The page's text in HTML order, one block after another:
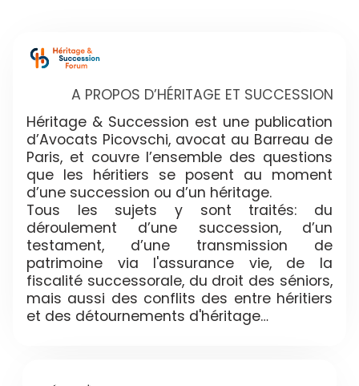
A PROPOS D’HÉRITAGE ET SUCCESSION
Héritage & Succession est une publication
d’Avocats Picovschi, avocat au Barreau de
Paris, et couvre l’ensemble des questions
que les héritiers se posent au moment
d’une succession ou d’un héritage.
Tous les sujets y sont traités: du
déroulement d’une succession, d’un
testament, d’une transmission de
patrimoine via l'assurance vie, de la
fiscalité successorale, du droit des séniors,
mais aussi des conflits des entre héritiers
et des détournements d'héritage…